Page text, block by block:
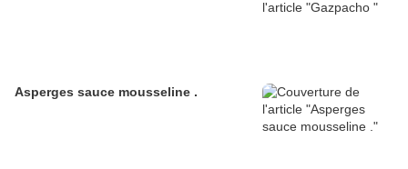
Asperges sauce mousseline .